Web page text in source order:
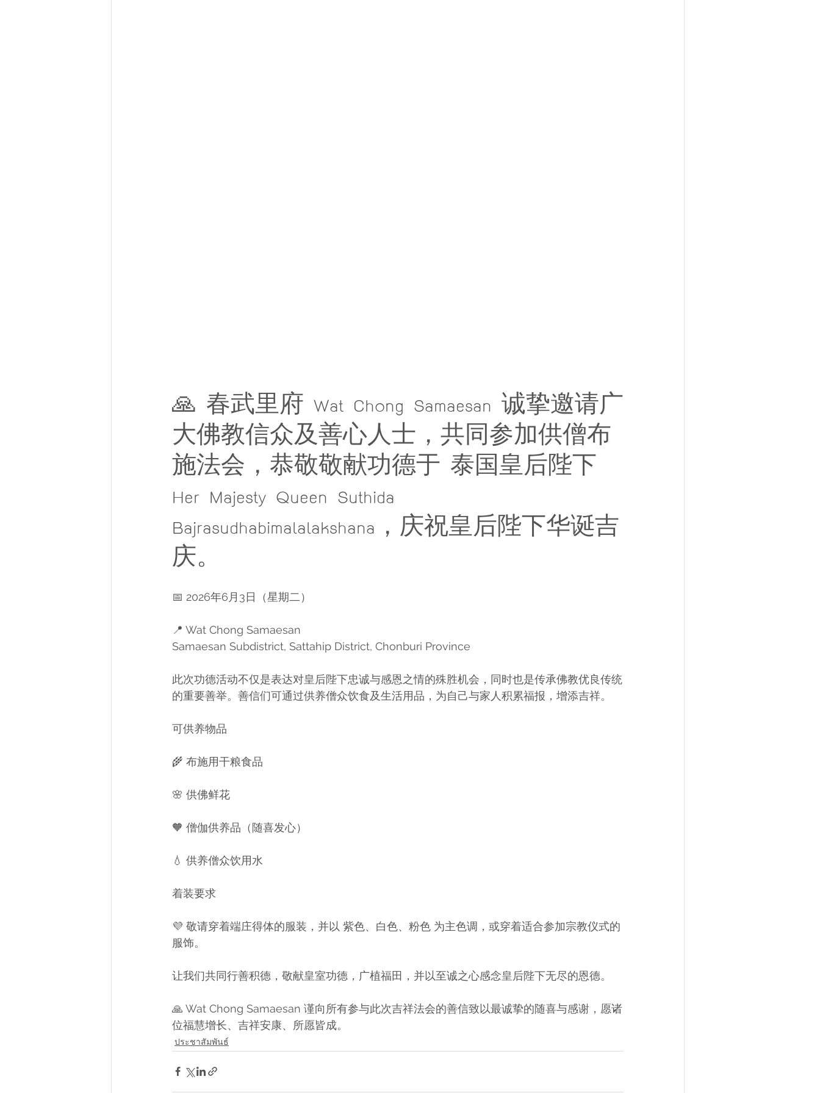
🙏 春武里府 Wat Chong Samaesan 诚挚邀请广
大佛教信众及善心人士，共同参加供僧布
施法会，恭敬敬献功德于 泰国皇后陛下
Her Majesty Queen Suthida
Bajrasudhabimalalakshana，庆祝皇后陛下华诞吉
庆。
📅 2026年6月3日（星期二）
📍 Wat Chong Samaesan
Samaesan Subdistrict, Sattahip District, Chonburi Province
此次功德活动不仅是表达对皇后陛下忠诚与感恩之情的殊胜机会，同时也是传承佛教优良传统
的重要善举。善信们可通过供养僧众饮食及生活用品，为自己与家人积累福报，增添吉祥。
可供养物品
🌾 布施用干粮食品
🌸 供佛鲜花
🧡 僧伽供养品（随喜发心）
💧 供养僧众饮用水
着装要求
💜 敬请穿着端庄得体的服装，并以 紫色、白色、粉色 为主色调，或穿着适合参加宗教仪式的
服饰。
让我们共同行善积德，敬献皇室功德，广植福田，并以至诚之心感念皇后陛下无尽的恩德。
🙏 Wat Chong Samaesan 谨向所有参与此次吉祥法会的善信致以最诚挚的随喜与感谢，愿诸
位福慧增长、吉祥安康、所愿皆成。
ประชาสัมพันธ์